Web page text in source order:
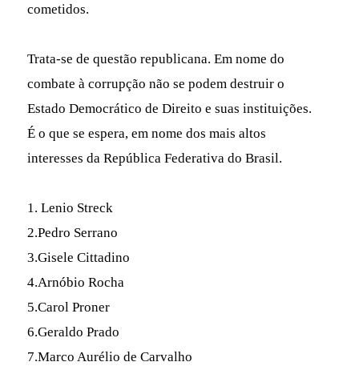
cometidos.
Trata-se de questão republicana. Em nome do
combate à corrupção não se podem destruir o
Estado Democrático de Direito e suas instituições.
É o que se espera, em nome dos mais altos
interesses da República Federativa do Brasil.
1. Lenio Streck
2.Pedro Serrano
3.Gisele Cittadino
4.Arnóbio Rocha
5.Carol Proner
6.Geraldo Prado
7.Marco Aurélio de Carvalho